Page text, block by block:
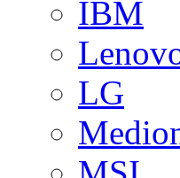
IBM
LG